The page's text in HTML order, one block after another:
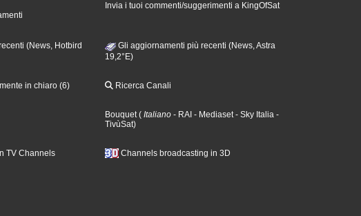
Invia i tuoi commenti/suggerimenti a KingOfSat
(News, Hotbird
Gli aggiornamenti più recenti (News, Astra
19,2°E)
in chiaro (6) Ricerca Canali
Bouquet ( Italiano - RAI - Mediaset - Sky Italia -
TivùSat)
TV Channels Channels broadcasting in 3D